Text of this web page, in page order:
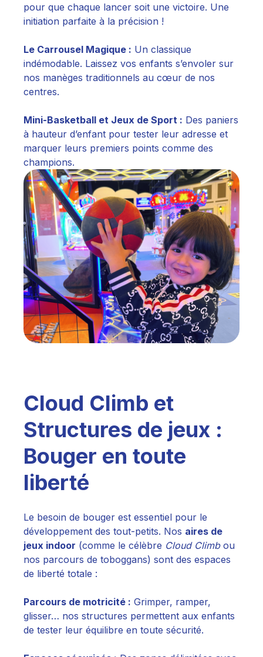
pour que chaque lancer soit une victoire. Une
initiation parfaite à la précision !
Le Carrousel Magique : Un classique
indémodable. Laissez vos enfants s’envoler sur
nos manèges traditionnels au cœur de nos
centres.
Mini-Basketball et Jeux de Sport : Des paniers
à hauteur d’enfant pour tester leur adresse et
marquer leurs premiers points comme des
champions.
Cloud Climb et
Structures de jeux :
Bouger en toute
liberté
Le besoin de bouger est essentiel pour le
développement des tout-petits. Nos aires de
jeux indoor (comme le célèbre Cloud Climbou
nos parcours de toboggans) sont des espaces
de liberté totale :
Parcours de motricité : Grimper, ramper,
glisser… nos structures permettent aux enfants
de tester leur équilibre en toute sécurité.